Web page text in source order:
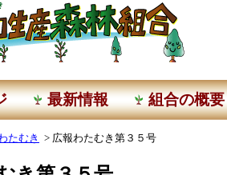
最新情報 組合の概要
たむき > 広報わたむき第３５号